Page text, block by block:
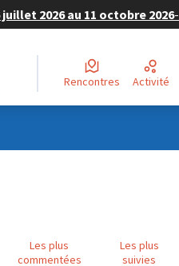
2026 au 11 octobre 2026-
Rencontres Activité
Les plus
commentées
Les plus
suivies